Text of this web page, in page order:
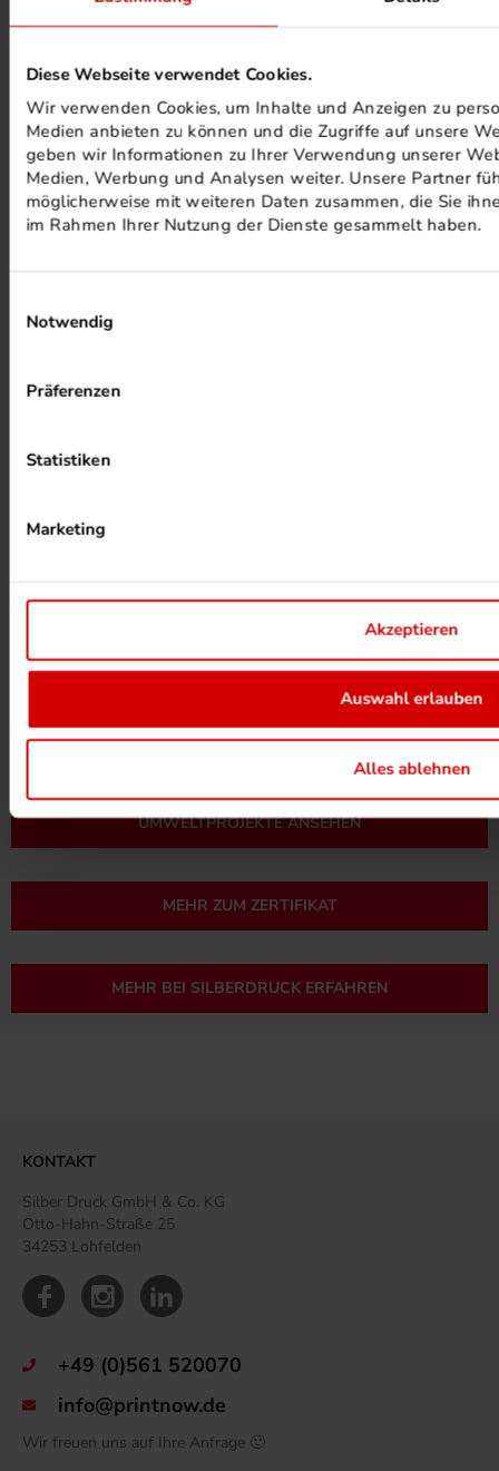
Diese Webseite verwendet Cookies.
Wir verwenden Cookies, um Inhalte und Anzeigen zu
Medien anbieten zu können und die Zugriffe auf unsere
geben wir Informationen zu Ihrer Verwendung unserer
Medien, Werbung und Analysen weiter. Unsere Partner
möglicherweise mit weiteren Daten zusammen, die Sie
im Rahmen Ihrer Nutzung der Dienste gesammelt haben.
Notwendig
Präferenzen
Statistiken
Marketing
Akzeptieren
Auswahl erlauben
Alles ablehnen
MINERALÖLFREIE FARBEN
HEIZUNG PER ABWÄRME
UMWELTPROJEKTE ANSEHEN
MEHR ZUM ZERTIFIKAT
MEHR BEI SILBERDRUCK ERFAHREN
KONTAKT
Silber Druck GmbH & Co. KG
Otto-Hahn-Straße 25
34253 Lohfelden
+49 (0)561 520070
info@printnow.de
Wir freuen uns auf Ihre Anfrage 🙂